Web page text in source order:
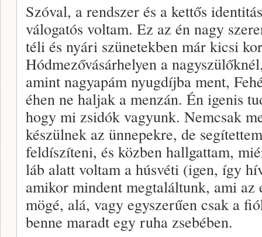
Szóval, a rendszer és a kettős
válogatós voltam. Ez az én nagy
téli és nyári szünetekben már kicsi
Hódmezővásárhelyen a
amint nagyapám nyugdíjba ment,
éhen ne haljak a menzán. Én igenis
hogy mi zsidók vagyunk. Nemcsak
készülnek az ünnepekre, de
feldíszíteni, és közben hallgattam,
láb alatt voltam a húsvéti (igen, így
amikor mindent megtaláltunk, ami
mögé, alá, vagy egyszerűen csak a
benne maradt egy ruha zsebében.